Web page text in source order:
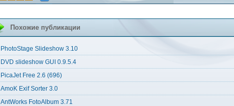
Похожие публикации
PhotoStage Slideshow 3.10
DVD slideshow GUI 0.9.5.4
PicaJet Free 2.6 (696)
AmoK Exif Sorter 3.0
AntWorks FotoAlbum 3.71